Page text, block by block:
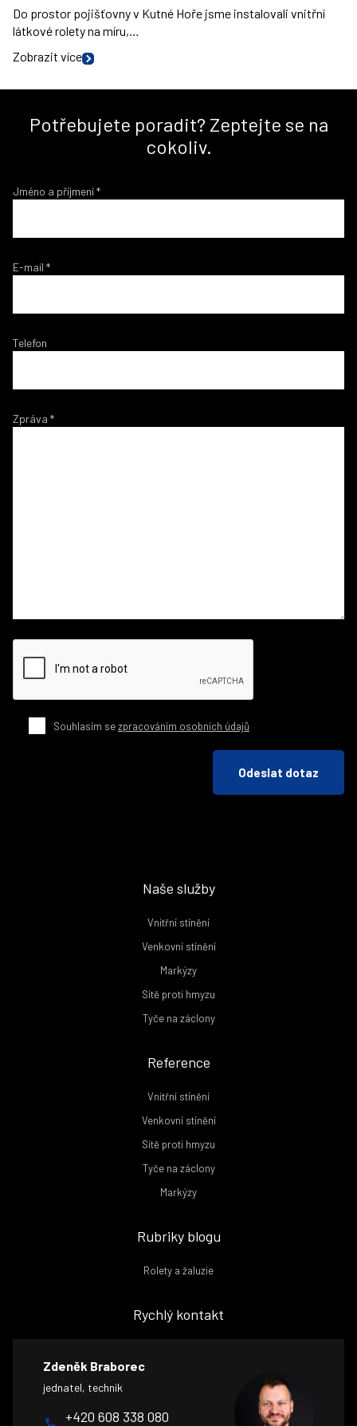
Do prostor pojišťovny v Kutné Hoře jsme instalovali vnitřní
látkové rolety na míru,…
Zobrazit více
Potřebujete poradit? Zeptejte se na
cokoliv.
Jméno a příjmení*
E-mail *
Telefon
Zpráva *
Souhlasím sezpracováním osobních údajů
Odeslat dotaz
Naše služby
Vnitřní stínění
Venkovní stínění
Markýzy
Sítě proti hmyzu
Tyče na záclony
Reference
Vnitřní stínění
Venkovní stínění
Sítě proti hmyzu
Tyče na záclony
Markýzy
Rubriky blogu
Rolety a žaluzie
Rychlý kontakt
Zdeněk Braborec
jednatel, technik
+420 608 338 080